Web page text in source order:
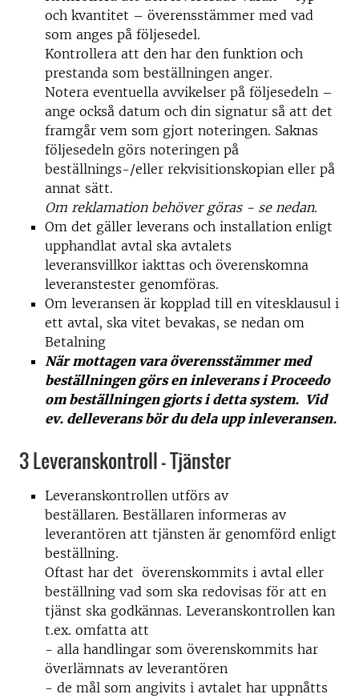
och kvantitet – överensstämmer med vad
som anges på följesedel.
Kontrollera att den har den funktion och
prestanda som beställningen anger.
Notera eventuella avvikelser på följesedeln –
ange också datum och din signatur så att det
framgår vem som gjort noteringen. Saknas
följesedeln görs noteringen på
beställnings-/eller rekvisitionskopian eller på
annat sätt.
Om reklamation behöver göras - se nedan.
Om det gäller leverans och installation enligt
upphandlat avtal ska avtalets
leveransvillkor iakttas och överenskomna
leveranstester genomföras.
Om leveransen är kopplad till en vitesklausul i
ett avtal, ska vitet bevakas, se nedan om
Betalning
När mottagen vara överensstämmer med
beställningen görs en inleverans i Proceedo
om beställningen gjorts i detta system. Vid
ev. delleverans bör du dela upp inleveransen.
3 Leveranskontroll - Tjänster
Leveranskontrollen utförs av
beställaren. Beställaren informeras av
leverantören att tjänsten är genomförd enligt
beställning.
Oftast har det överenskommits i avtal eller
beställning vad som ska redovisas för att en
tjänst ska godkännas. Leveranskontrollen kan
t.ex. omfatta att
- alla handlingar som överenskommits har
överlämnats av leverantören
- de mål som angivits i avtalet har uppnåtts